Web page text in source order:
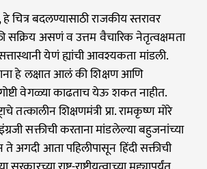
हे चित्र बदलण्यासाठी राजकीय स्तरावर
सक्रिय असणं व उत्तम वैचारिक नेतृत्वक्षमता
येणं ह्यांची आवश्यकता मांडली.
हे लक्षात आलं की शिक्षण आणि
वेगळ्या काढताच येऊ शकत नाहीत.
तत्कालीन शिक्षणमंत्री प्रा. रामकृष्ण मोरे
सक्तीची करताना मांडलेल्या बहुजनांच्या
ते अगदी आता पहिलीपासून हिंदी सक्तीची